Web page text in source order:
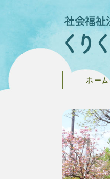
ホーム